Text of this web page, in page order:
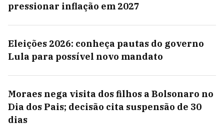
pressionar inflação em 2027
Eleições 2026: conheça pautas do governo
Lula para possível novo mandato
Moraes nega visita dos filhos a Bolsonaro no
Dia dos Pais; decisão cita suspensão de 30
dias